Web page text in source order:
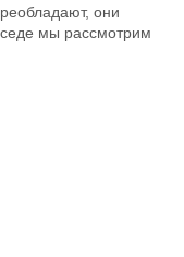
они
мы рассмотрим